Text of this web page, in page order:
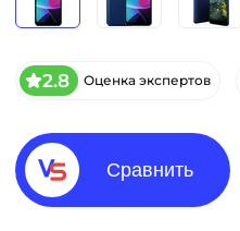
2.8 Оценка экспертов
Сравнить